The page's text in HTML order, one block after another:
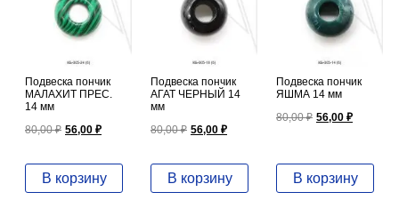
Подвеска пончик
МАЛАХИТ ПРЕС.
14 мм
80,00₽ Первоначальная
56,00 ₽Текущая
В корзину
Подвеска пончик
АГАТ ЧЕРНЫЙ 14
мм
80,00₽ Первоначальная
56,00 ₽Текущая
В корзину
Подвеска пончик
ЯШМА 14 мм
80,00₽ 56,00 ₽
В корзину